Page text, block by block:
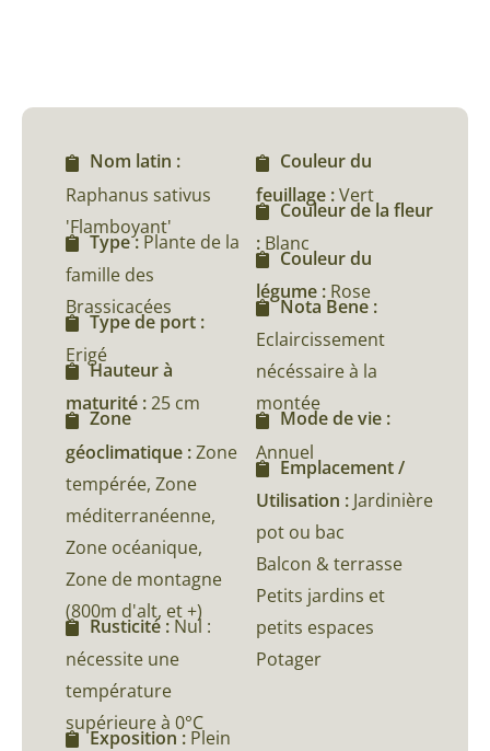
Nom latin :
Raphanus sativus
'Flamboyant'
Type : Plante de la
famille des
Brassicacées
Type de port :
Erigé
Hauteur à
maturité :25 cm
Zone
géoclimatique :Zone
tempérée, Zone
méditerranéenne,
Zone océanique,
Zone de montagne
(800m d'alt, et +)
Rusticité :Nul :
nécessite une
température
supérieure à 0°C
Exposition : Plein
Couleur du
feuillage :Vert
Couleur de la fleur
: Blanc
Couleur du
légume : Rose
Nota Bene :
Eclaircissement
nécéssaire à la
montée
Mode de vie :
Annuel
Emplacement /
Utilisation : Jardinière
pot ou bac
Balcon & terrasse
Petits jardins et
petits espaces
Potager